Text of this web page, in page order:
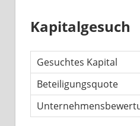
Kapitalgesuch
Gesuchtes Kapital
Beteiligungsquote